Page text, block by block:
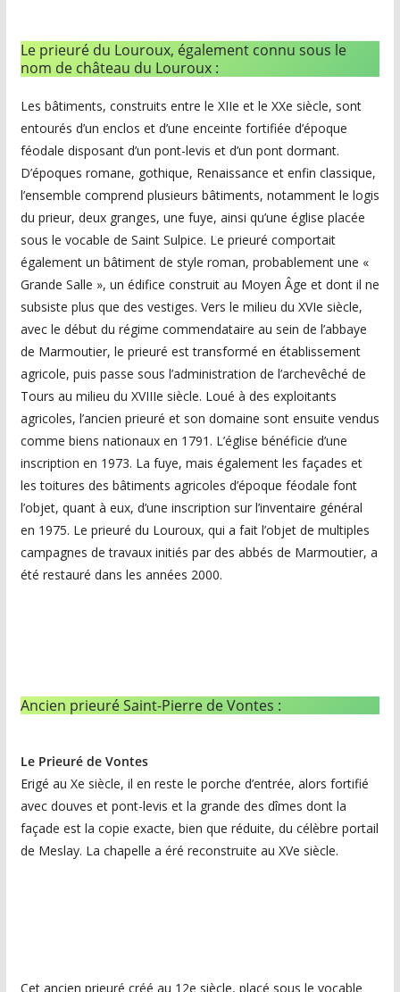
Le prieuré du Louroux, également connu sous le
nom de château du Louroux :
Les bâtiments, construits entre le XIIe et le XXe siècle, sont
entourés d’un enclos et d’une enceinte fortifiée d’époque
féodale disposant d’un pont-levis et d’un pont dormant.
D’époques romane, gothique, Renaissance et enfin classique,
l’ensemble comprend plusieurs bâtiments, notamment le logis
du prieur, deux granges, une fuye, ainsi qu’une église placée
sous le vocable de Saint Sulpice. Le prieuré comportait
également un bâtiment de style roman, probablement une «
Grande Salle », un édifice construit au Moyen Âge et dont il ne
subsiste plus que des vestiges. Vers le milieu du XVIe siècle,
avec le début du régime commendataire au sein de l’abbaye
de Marmoutier, le prieuré est transformé en établissement
agricole, puis passe sous l’administration de l’archevêché de
Tours au milieu du XVIIIe siècle. Loué à des exploitants
agricoles, l’ancien prieuré et son domaine sont ensuite vendus
comme biens nationaux en 1791. L’église bénéficie d’une
inscription en 1973. La fuye, mais également les façades et
les toitures des bâtiments agricoles d’époque féodale font
l’objet, quant à eux, d’une inscription sur l’inventaire général
en 1975. Le prieuré du Louroux, qui a fait l’objet de multiples
campagnes de travaux initiés par des abbés de Marmoutier, a
été restauré dans les années 2000.
Ancien prieuré Saint-Pierre de Vontes :
Le Prieuré de Vontes
Erigé au Xe siècle, il en reste le porche d’entrée, alors fortifié
avec douves et pont-levis et la grande des dîmes dont la
façade est la copie exacte, bien que réduite, du célèbre portail
de Meslay. La chapelle a éré reconstruite au XVe siècle.
Cet ancien prieuré créé au 12e siècle, placé sous le vocable